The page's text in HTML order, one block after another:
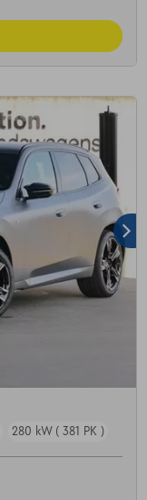
280 kW ( 381 PK )